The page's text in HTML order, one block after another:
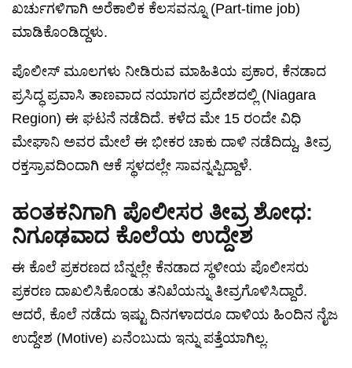
ಖರ್ಚುಗಳಿಗಾಗಿ ಅರೆಕಾಲಿಕ ಕೆಲಸವನ್ನೂ (Part-time job)
ಮಾಡಿಕೊಂಡಿದ್ದಳು.
ಪೊಲೀಸ್ ಮೂಲಗಳು ನೀಡಿರುವ ಮಾಹಿತಿಯ ಪ್ರಕಾರ, ಕೆನಡಾದ
ಪ್ರಸಿದ್ಧ ಪ್ರವಾಸಿ ತಾಣವಾದ ನಯಾಗರ ಪ್ರದೇಶದಲ್ಲಿ (Niagara
Region) ಈ ಘಟನೆ ನಡೆದಿದೆ. ಕಳೆದ ಮೇ 15 ರಂದೇ ವಿಧಿ
ಮೇಘಾನಿ ಅವರ ಮೇಲೆ ಈ ಭೀಕರ ಚಾಕು ದಾಳಿ ನಡೆದಿದ್ದು, ತೀವ್ರ
ರಕ್ತಸ್ರಾವದಿಂದಾಗಿ ಆಕೆ ಸ್ಥಳದಲ್ಲೇ ಸಾವನ್ನಪ್ಪಿದ್ದಾಳೆ.
ಹಂತಕನಿಗಾಗಿ ಪೊಲೀಸರ ತೀವ್ರ ಶೋಧ:
ನಿಗೂಢವಾದ ಕೊಲೆಯ ಉದ್ದೇಶ
ಈ ಕೊಲೆ ಪ್ರಕರಣದ ಬೆನ್ನಲ್ಲೇ ಕೆನಡಾದ ಸ್ಥಳೀಯ ಪೊಲೀಸರು
ಪ್ರಕರಣ ದಾಖಲಿಸಿಕೊಂಡು ತನಿಖೆಯನ್ನು ತೀವ್ರಗೊಳಿಸಿದ್ದಾರೆ.
ಆದರೆ, ಕೊಲೆ ನಡೆದು ಇಷ್ಟು ದಿನಗಳಾದರೂ ದಾಳಿಯ ಹಿಂದಿನ ನೈಜ
ಉದ್ದೇಶ (Motive) ಏನೆಂಬುದು ಇನ್ನು ಪತ್ತೆಯಾಗಿಲ್ಲ.